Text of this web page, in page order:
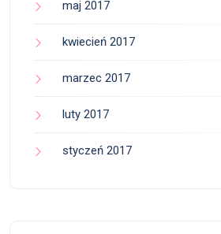
maj 2017
kwiecień 2017
marzec 2017
luty 2017
styczeń 2017